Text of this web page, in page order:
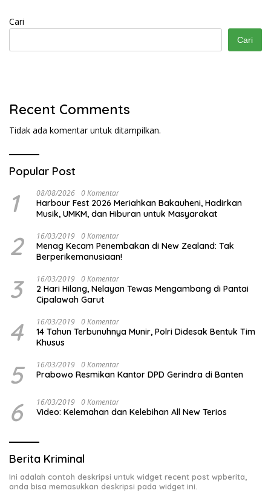
Cari
Cari
Recent Comments
Tidak ada komentar untuk ditampilkan.
Popular Post
1 08/08/2026 0 Komentar
Harbour Fest 2026 Meriahkan Bakauheni, Hadirkan
Musik, UMKM, dan Hiburan untuk Masyarakat
2 16/03/2019 0 Komentar
Menag Kecam Penembakan di New Zealand: Tak
Berperikemanusiaan!
3 16/03/2019 0 Komentar
2 Hari Hilang, Nelayan Tewas Mengambang di Pantai
Cipalawah Garut
4 16/03/2019 0 Komentar
14 Tahun Terbunuhnya Munir, Polri Didesak Bentuk Tim
Khusus
5 16/03/2019 0 Komentar
Prabowo Resmikan Kantor DPD Gerindra di Banten
6 16/03/2019 0 Komentar
Video: Kelemahan dan Kelebihan All New Terios
Berita Kriminal
Ini adalah contoh deskripsi untuk widget recent post wpberita,
anda bisa memasukkan deskripsi pada widget ini.